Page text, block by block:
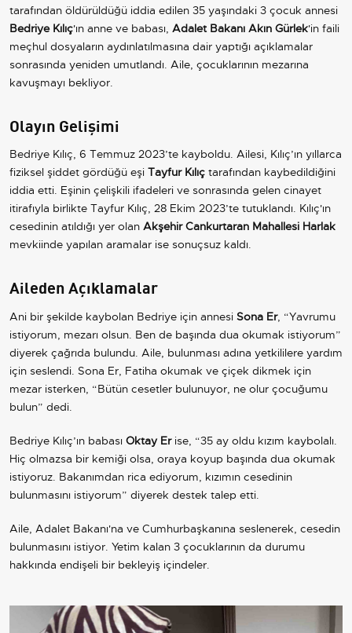
tarafından öldürüldüğü iddia edilen 35 yaşındaki 3 çocuk annesi
Bedriye Kılıç'ın anne ve babası, Adalet Bakanı Akın Gürlek'in faili
meçhul dosyaların aydınlatılmasına dair yaptığı açıklamalar
sonrasında yeniden umutlandı. Aile, çocuklarının mezarına
kavuşmayı bekliyor.
Olayın Gelişimi
Bedriye Kılıç, 6 Temmuz 2023’te kayboldu. Ailesi, Kılıç’ın yıllarca
fiziksel şiddet gördüğü eşi Tayfur Kılıç tarafından kaybedildiğini
iddia etti. Eşinin çelişkili ifadeleri ve sonrasında gelen cinayet
itirafıyla birlikte Tayfur Kılıç, 28 Ekim 2023’te tutuklandı. Kılıç'ın
cesedinin atıldığı yer olan Akşehir Cankurtaran Mahallesi Harlak
mevkiinde yapılan aramalar ise sonuçsuz kaldı.
Aileden Açıklamalar
Ani bir şekilde kaybolan Bedriye için annesi Sona Er, “Yavrumu
istiyorum, mezarı olsun. Ben de başında dua okumak istiyorum”
diyerek çağrıda bulundu. Aile, bulunması adına yetkililere yardım
için seslendi. Sona Er, Fatiha okumak ve çiçek dikmek için
mezar isterken, “Bütün cesetler bulunuyor, ne olur çocuğumu
bulun” dedi.
Bedriye Kılıç’ın babası Oktay Erise, “35 ay oldu kızım kaybolalı.
Hiç olmazsa bir kemiği olsa, oraya koyup başında dua okumak
istiyoruz. Bakanımdan rica ediyorum, kızımın cesedinin
bulunmasını istiyorum” diyerek destek talep etti.
Aile, Adalet Bakanı'na ve Cumhurbaşkanına seslenerek, cesedin
bulunmasını istiyor. Yetim kalan 3 çocuklarının da durumu
hakkında endişeli bir bekleyiş içindeler.